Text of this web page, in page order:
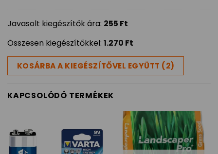
Javasolt kiegészítők ára: 255 Ft
Összesen kiegészítőkkel: 1.270 Ft
KOSÁRBA A KIEGÉSZÍTŐVEL EGYÜTT (2)
KAPCSOLÓDÓ TERMÉKEK